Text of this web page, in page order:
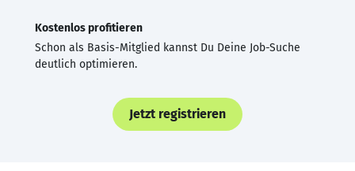
Kostenlos profitieren
Schon als Basis-Mitglied kannst Du Deine Job-Suche
deutlich optimieren.
Jetzt registrieren